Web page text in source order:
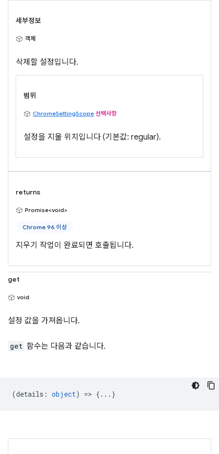
세부정보
객체
삭제할 설정입니다.
범위
ChromeSettingScope 선택사항
설정을 지울 위치입니다 (기본값: regular).
returns
Promise<void>
Chrome 96 이상
지우기 작업이 완료되면 호출됩니다.
get
void
설정 값을 가져옵니다.
get 함수는 다음과 같습니다.
(details : object) => {...}